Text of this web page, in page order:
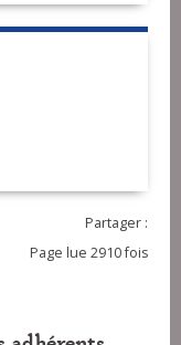
Partager :
Page lue 2910 fois